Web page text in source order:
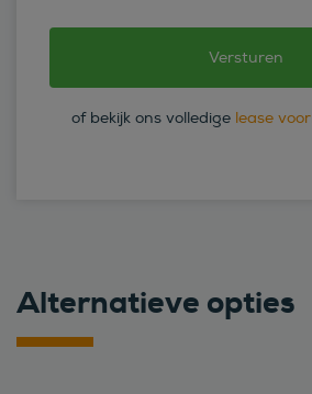
of bekijk ons volledige lease
Alternatieve opties